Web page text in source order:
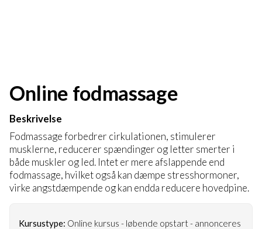
Online fodmassage
Beskrivelse
Fodmassage forbedrer cirkulationen, stimulerer
musklerne, reducerer spændinger og letter smerter i
både muskler og led. Intet er mere afslappende end
fodmassage, hvilket også kan dæmpe stresshormoner,
virke angstdæmpende og kan endda reducere hovedpine.
Kursustype: Online kursus - løbende opstart - annonceres